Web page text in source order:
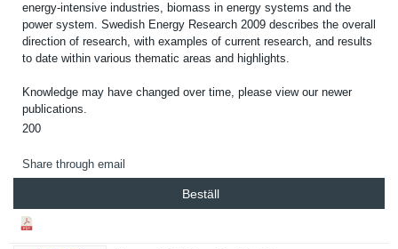
energy-intensive industries, biomass in energy systems and the
power system. Swedish Energy Research 2009 describes the overall
direction of research, with examples of current research, and results
to date within various thematic areas and highlights.
Knowledge may have changed over time, please view our newer
publicatio­ns.
200
Share through email
Beställ